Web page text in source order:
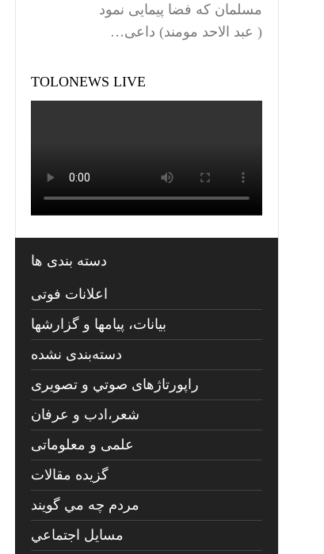
مسلمان که فضا پیمایی نمود
( عبد الاحد مومند) داعی…
TOLONEWS LIVE
دسته بندی ها
اعلانات فوتی
بیانات، پیامها و گزارشها
دسته‌بندی نشده
راپورتاژهای صوتي و تصويری
شعر،ادب و عرفان
علمی و معلوماتی
گزیده مقالات
مردم چه مي گويند
مسايل اجتماعي